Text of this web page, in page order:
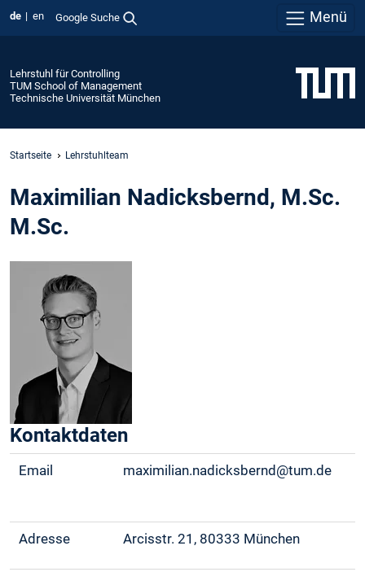
de en Google Suche Menü
Lehrstuhl für Controlling
TUM School of Management
Technische Universität München
Startseite Lehrstuhlteam
Maximilian Nadicksbernd, M.Sc.
M.Sc.
Kontaktdaten
Email maximilian.nadicksbernd@tum.de
Adresse Arcisstr. 21, 80333 München